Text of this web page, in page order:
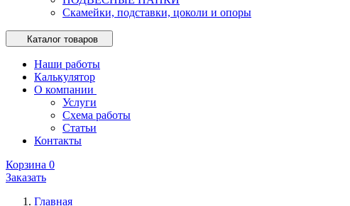
Скамейки, подставки, цоколи и опоры
Каталог товаров
Наши работы
Калькулятор
О компании
Услуги
Схема работы
Статьи
Контакты
Корзина 0
Заказать
Главная